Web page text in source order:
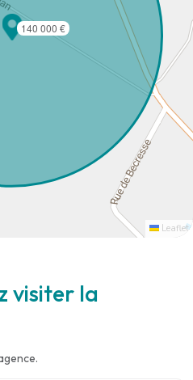
140 000 €
Leaflet
visiter la